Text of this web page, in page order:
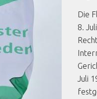
Die
8.
Juli